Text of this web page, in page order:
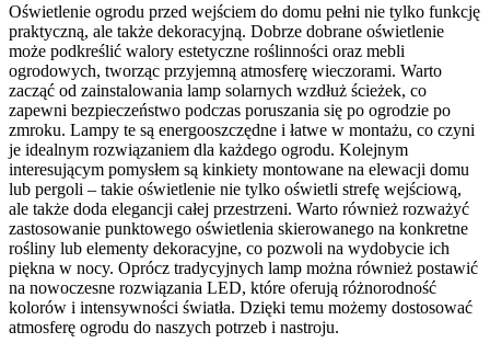
Oświetlenie ogrodu przed wejściem do domu pełni nie tylko funkcję
praktyczną, ale także dekoracyjną. Dobrze dobrane oświetlenie
może podkreślić walory estetyczne roślinności oraz mebli
ogrodowych, tworząc przyjemną atmosferę wieczorami. Warto
zacząć od zainstalowania lamp solarnych wzdłuż ścieżek, co
zapewni bezpieczeństwo podczas poruszania się po ogrodzie po
zmroku. Lampy te są energooszczędne i łatwe w montażu, co czyni
je idealnym rozwiązaniem dla każdego ogrodu. Kolejnym
interesującym pomysłem są kinkiety montowane na elewacji domu
lub pergoli – takie oświetlenie nie tylko oświetli strefę wejściową,
ale także doda elegancji całej przestrzeni. Warto również rozważyć
zastosowanie punktowego oświetlenia skierowanego na konkretne
rośliny lub elementy dekoracyjne, co pozwoli na wydobycie ich
piękna w nocy. Oprócz tradycyjnych lamp można również postawić
na nowoczesne rozwiązania LED, które oferują różnorodność
kolorów i intensywności światła. Dzięki temu możemy dostosować
atmosferę ogrodu do naszych potrzeb i nastroju.